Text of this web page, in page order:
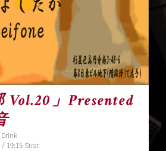
Vol.20」Presented
/ 19:15 Strat